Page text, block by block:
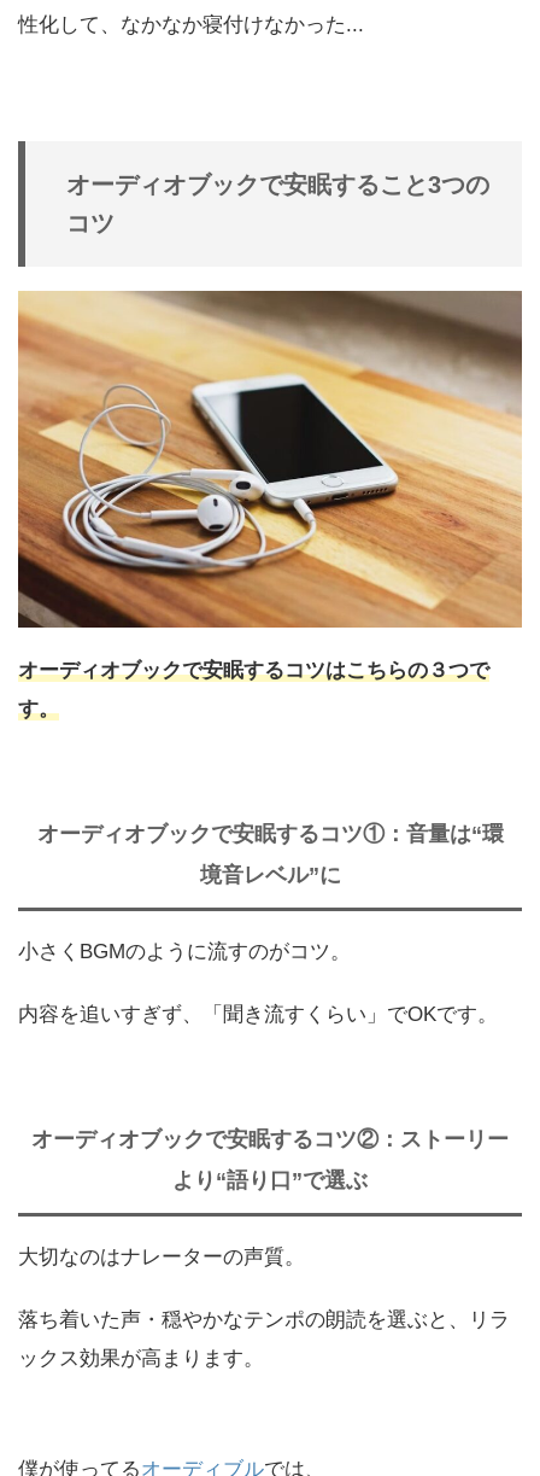
性化して、なかなか寝付けなかった...
オーディオブックで安眠すること3つの
コツ
オーディオブックで安眠するコツはこちらの３つで
す。
オーディオブックで安眠するコツ①：音量は“環
境音レベル”に
小さくBGMのように流すのがコツ。
内容を追いすぎず、「聞き流すくらい」でOKです。
オーディオブックで安眠するコツ②：ストーリー
より“語り口”で選ぶ
大切なのはナレーターの声質。
落ち着いた声・穏やかなテンポの朗読を選ぶと、リラ
ックス効果が高まります。
僕が使ってるオーディブルでは、